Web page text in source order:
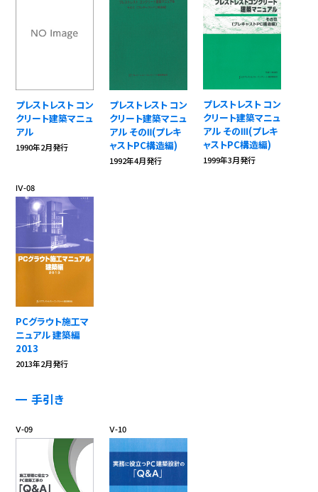
プレストレスト コン
クリート建築マニュ
アル
1990年2月発行
プレストレスト コン
クリート建築マニュ
アル そのⅡ(プレキ
ャストPC構造編)
1992年4月発行
プレストレスト コン
クリート建築マニュ
アル そのⅢ(プレキ
ャストPC構造編)
1999年3月発行
Ⅳ-08
PCグラウト施工マ
ニュアル 建築編
2013
2013年2月発行
手引き
Ⅴ-09 Ⅴ-10